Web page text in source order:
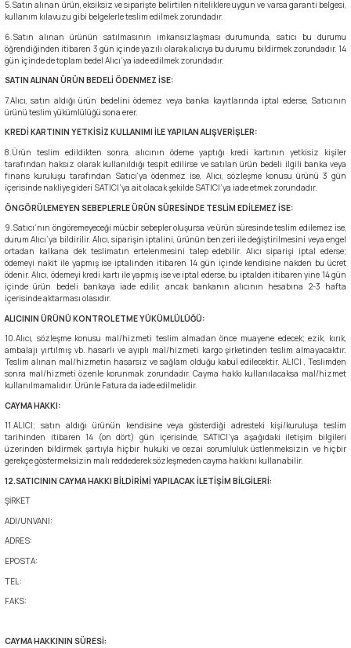
ve Balaklavalar
Ayakkabılar
Sandaletler
Boyunluklar
Ayakkabılar
Boyunluklar
50 Litre Çanta
65 Litre Çanta
70 Litre Çanta
75 Litre Çanta
80 Litre Çanta
85 Litre Çanta
90 Litre Çanta
Boyun Çantası
İlk Yardım Çantası
Yardımcı İp
Krampon
Aksesuarları
Cihazları
Yardımcı Ekipmanları
Perlonlar
Ekspres Setler
Çıkış Aletleri
Kar-Buz Ekipmanları
Cihazları
5.Satın alınan ürün, eksiksiz ve siparişte belirtilen niteliklere uygun ve varsa garanti belgesi,
kullanım kılavuzu gibi belgelerle teslim edilmek zorundadır.
6.Satın alınan ürünün satılmasının imkansızlaşması durumunda, satıcı bu durumu
öğrendiğinden itibaren 3 gün içinde yazılı olarak alıcıya bu durumu bildirmek zorundadır. 14
gün içinde de toplam bedel Alıcı’ya iade edilmek zorundadır.
SATIN ALINAN ÜRÜN BEDELİ ÖDENMEZ İSE:
7.Alıcı, satın aldığı ürün bedelini ödemez veya banka kayıtlarında iptal ederse, Satıcının
ürünü teslim yükümlülüğü sona erer.
KREDİ KARTININ YETKİSİZ KULLANIMI İLE YAPILAN ALIŞVERİŞLER:
8.Ürün teslim edildikten sonra, alıcının ödeme yaptığı kredi kartının yetkisiz kişiler
tarafından haksız olarak kullanıldığı tespit edilirse ve satılan ürün bedeli ilgili banka veya
finans kuruluşu tarafından Satıcı'ya ödenmez ise, Alıcı, sözleşme konusu ürünü 3 gün
içerisinde nakliye gideri SATICI’ya ait olacak şekilde SATICI’ya iade etmek zorundadır.
ÖNGÖRÜLEMEYEN SEBEPLERLE ÜRÜN SÜRESİNDE TESLİM EDİLEMEZ İSE:
9.Satıcı’nın öngöremeyeceği mücbir sebepler oluşursa ve ürün süresinde teslim edilemez ise,
durum Alıcı’ya bildirilir. Alıcı, siparişin iptalini, ürünün benzeri ile değiştirilmesini veya engel
ortadan kalkana dek teslimatın ertelenmesini talep edebilir. Alıcı siparişi iptal ederse;
ödemeyi nakit ile yapmış ise iptalinden itibaren 14 gün içinde kendisine nakden bu ücret
ödenir. Alıcı, ödemeyi kredi kartı ile yapmış ise ve iptal ederse, bu iptalden itibaren yine 14 gün
içinde ürün bedeli bankaya iade edilir, ancak bankanın alıcının hesabına 2-3 hafta
içerisinde aktarması olasıdır.
ALICININ ÜRÜNÜ KONTROL ETME YÜKÜMLÜLÜĞÜ:
10.Alıcı, sözleşme konusu mal/hizmeti teslim almadan önce muayene edecek; ezik, kırık,
ambalajı yırtılmış vb. hasarlı ve ayıplı mal/hizmeti kargo şirketinden teslim almayacaktır.
Teslim alınan mal/hizmetin hasarsız ve sağlam olduğu kabul edilecektir. ALICI , Teslimden
sonra mal/hizmeti özenle korunmak zorundadır. Cayma hakkı kullanılacaksa mal/hizmet
kullanılmamalıdır. Ürünle Fatura da iade edilmelidir.
CAYMA HAKKI:
11.ALICI; satın aldığı ürünün kendisine veya gösterdiği adresteki kişi/kuruluşa teslim
tarihinden itibaren 14 (on dört) gün içerisinde, SATICI’ya aşağıdaki iletişim bilgileri
üzerinden bildirmek şartıyla hiçbir hukuki ve cezai sorumluluk üstlenmeksizin ve hiçbir
gerekçe göstermeksizin malı reddederek sözleşmeden cayma hakkını kullanabilir.
12.SATICININ CAYMA HAKKI BİLDİRİMİ YAPILACAK İLETİŞİM BİLGİLERİ:
ŞİRKET
ADI/UNVANI:
ADRES:
EPOSTA:
TEL:
FAKS:
CAYMA HAKKININ SÜRESİ: